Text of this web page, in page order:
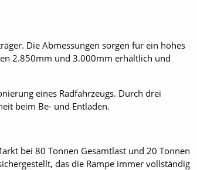
Die Abmessungen sorgen für ein hohes
2.850mm und 3.000mm erhältlich und
eines Radfahrzeugs. Durch drei
beim Be- und Entladen.
bei 80 Tonnen Gesamtlast und 20 Tonnen
das die Rampe immer vollständig